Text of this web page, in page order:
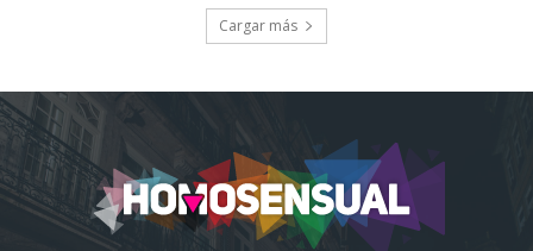
Cargar más